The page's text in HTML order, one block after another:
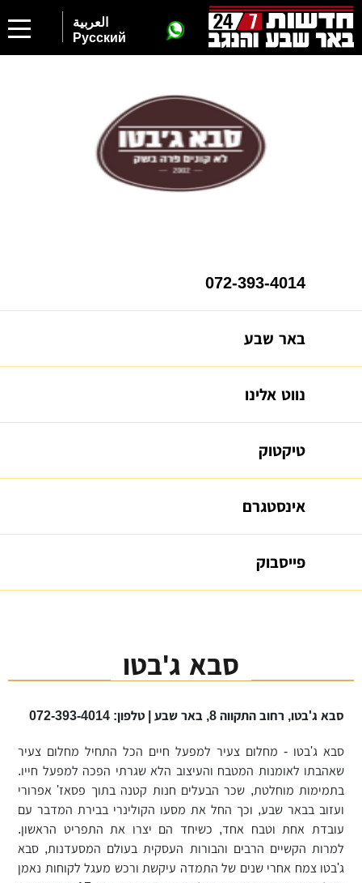
العربية
Русский
072-393-4014
באר שבע
נווט אלינו
טיקטוק
אינסטגרם
פייסבוק
סבא ג'בטו
סבא ג'בטו, רחוב התקווה 8, באר שבע | טלפון: 072-393-4014
סבא ג'בטו - מחלום צעיר למפעל חיים הכל התחיל מחלום צעיר
שאהבתו לאומנות המטבח והעיצוב הלא שגרתי הפכה למפעל חייו.
בתמימות מוחלטת, שכר הבעלים חנות קטנה בתוך פסאז' אפרורי
ועזוב בבאר שבע, וכך החל את מסעו הקולינרי בבירת המדבר עם
עובדת אחת וטבח אחד, כשיחד הם יצרו את התפריט הראשון.
למרות הקשיים הרבים והבורות העסקית בעולם המסעדנות, סבא
ג'בטו צמח אחרי שנים של התמדה עיקשת ורכש מעגל לקוחות נאמן